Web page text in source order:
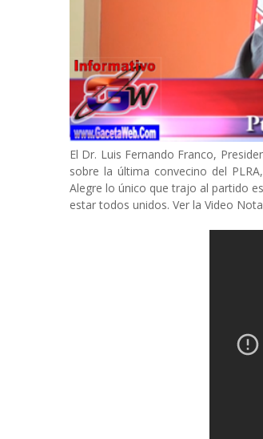
El Dr. Luis Fernando Franco,
sobre la última convecino del
Alegre lo único que trajo al partido
estar todos unidos. Ver la Video